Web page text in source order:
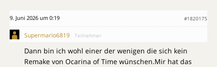
9. Juni 2026 um 0:19 #1820175
Supermario6819 Teilnehmer
Dann bin ich wohl einer der wenigen die sich kein
Remake von Ocarina of Time wünschen.Mir hat das